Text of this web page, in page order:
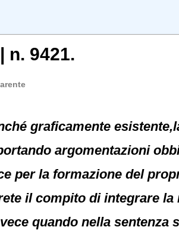
n. 9421.
graficamente
argomentazioni
per la formazione del
il compito di integrare la
quando nella sentenza